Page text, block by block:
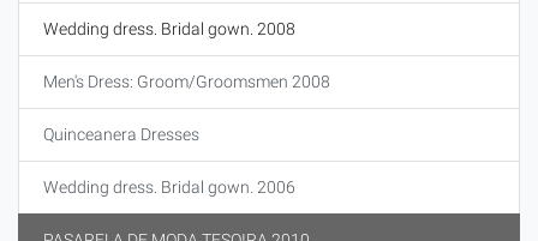
Wedding dress. Bridal gown. 2008
Men's Dress: Groom/Groomsmen 2008
Quinceanera Dresses
Wedding dress. Bridal gown. 2006